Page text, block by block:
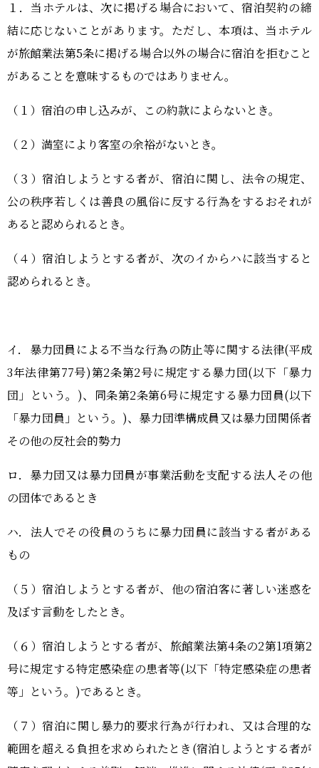
１．当ホテルは、次に掲げる場合において、宿泊契約の締
結に応じないことがあります。ただし、本項は、当ホテル
が旅館業法第5条に掲げる場合以外の場合に宿泊を拒むこと
があることを意味するものではありません。
（１）宿泊の申し込みが、この約款によらないとき。
（２）満室により客室の余裕がないとき。
（３）宿泊しようとする者が、宿泊に関し、法令の規定、
公の秩序若しくは善良の風俗に反する行為をするおそれが
あると認められるとき。
（４）宿泊しようとする者が、次のイからハに該当すると
認められるとき。
イ．暴力団員による不当な行為の防止等に関する法律(平成
3年法律第77号)第2条第2号に規定する暴力団(以下「暴力
団」という。)、同条第2条第6号に規定する暴力団員(以下
「暴力団員」という。)、暴力団準構成員又は暴力団関係者
その他の反社会的勢力
ロ．暴力団又は暴力団員が事業活動を支配する法人その他
の団体であるとき
ハ．法人でその役員のうちに暴力団員に該当する者がある
もの
（５）宿泊しようとする者が、他の宿泊客に著しい迷惑を
及ぼす言動をしたとき。
（６）宿泊しようとする者が、旅館業法第4条の2第1項第2
号に規定する特定感染症の患者等(以下「特定感染症の患者
等」という。)であるとき。
（７）宿泊に関し暴力的要求行為が行われ、又は合理的な
範囲を超える負担を求められたとき(宿泊しようとする者が